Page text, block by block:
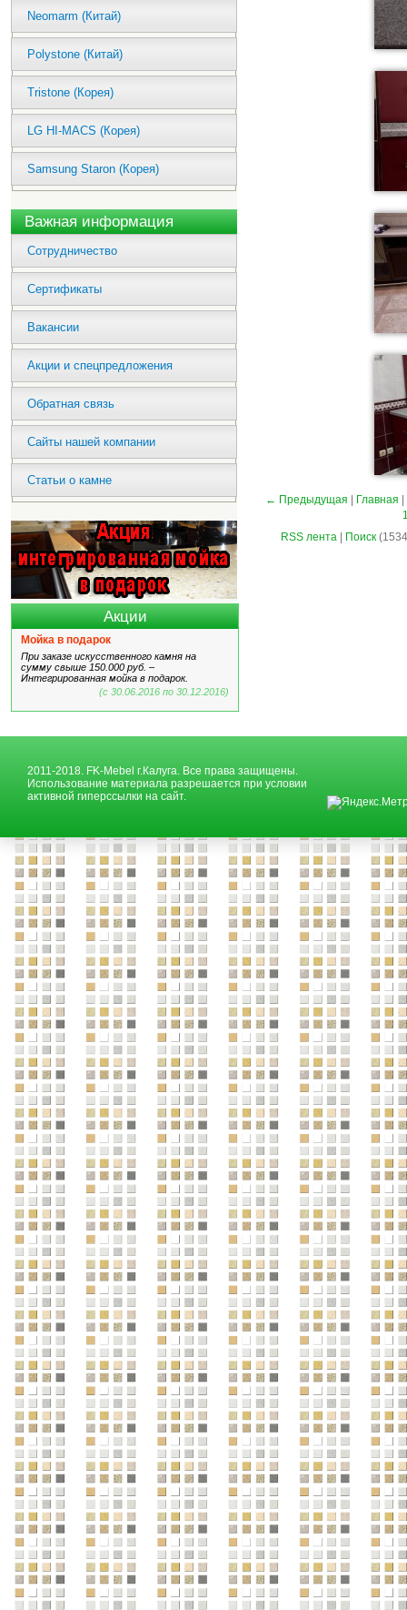
Neomarm (Китай)
Polystone (Китай)
Tristone (Корея)
LG HI-MACS (Корея)
Samsung Staron (Корея)
Важная информация
Сотрудничество
Сертификаты
Вакансии
Акции и спецпредложения
Обратная связь
Сайты нашей компании
Статьи о камне
Акции
Мойка в подарок
При заказе искусственного камня на
сумму свыше 150.000 руб. –
Интегрированная мойка в подарок.
(с 30.06.2016 по 30.12.2016)
← Предыдущая Главная
RSS лента| Поиск
2011-2018. FK-Mebel г.Калуга. Все права защищены.
Использование материала разрешается при условии
активной гиперссылки на сайт.